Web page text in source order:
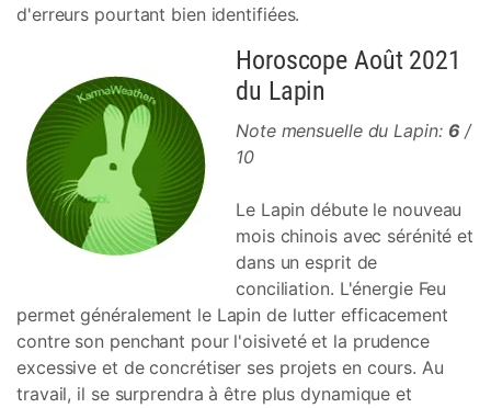
d'erreurs pourtant bien identifiées.
Horoscope Août 2021
du Lapin
Note mensuelle du Lapin: 6 /
10
Le Lapin débute le nouveau
mois chinois avec sérénité et
dans un esprit de
conciliation. L'énergie Feu
permet généralement le Lapin de lutter efficacement
contre son penchant pour l'oisiveté et la prudence
excessive et de concrétiser ses projets en cours. Au
travail, il se surprendra à être plus dynamique et